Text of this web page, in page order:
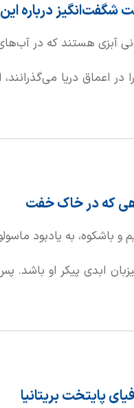
آبزی هستند که در
اعماق دریا
دروغین، سومین
که در خاک خفت
و باشکوه، به یادبود
دستور ساخت این سازه
پایتخت بریتانیا